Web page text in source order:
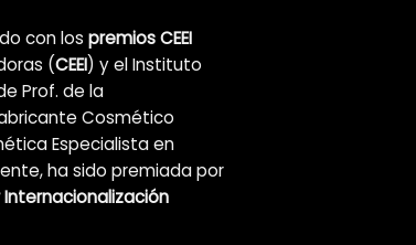
con los premios CEEI
(CEEI) y el Instituto
Prof. de la
Cosmético
Especialista en
ha sido premiada por
Internacionalización